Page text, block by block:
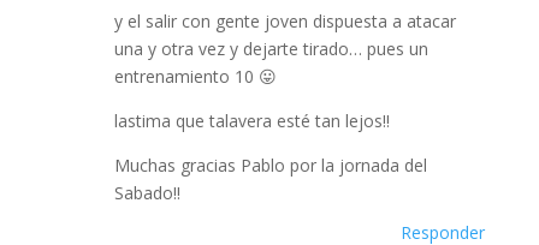
y el salir con gente joven dispuesta a atacar
una y otra vez y dejarte tirado… pues un
entrenamiento 10 😛
lastima que talavera esté tan lejos!!
Muchas gracias Pablo por la jornada del
Sabado!!
Responder